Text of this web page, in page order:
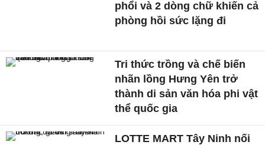
phổi và 2 dòng chữ khiến cả
phòng hồi sức lặng đi
Tri thức trồng và chế biến
nhãn lồng Hưng Yên trở
thành di sản văn hóa phi vật
thể quốc gia
LOTTE MART Tây Ninh nối